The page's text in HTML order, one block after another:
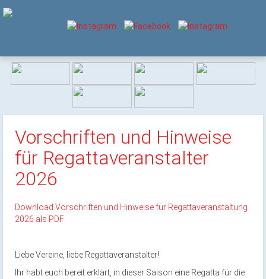
Vorschriften und Hinweise
für Regattaveranstalter
2026
Download Vorschriften und Hinweise für Regattaveranstaltung
2026 als PDF
Liebe Vereine, liebe Regattaveranstalter!
Ihr habt euch bereit erklärt, in dieser Saison eine Regatta für die